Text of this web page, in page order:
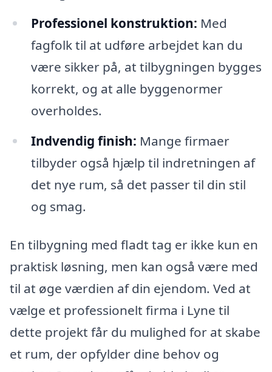
Professionel konstruktion: Med
fagfolk til at udføre arbejdet kan du
være sikker på, at tilbygningen bygges
korrekt, og at alle byggenormer
overholdes.
Indvendig finish: Mange firmaer
tilbyder også hjælp til indretningen af
det nye rum, så det passer til din stil
og smag.
En tilbygning med fladt tag er ikke kun en
praktisk løsning, men kan også være med
til at øge værdien af din ejendom. Ved at
vælge et professionelt firma i Lyne til
dette projekt får du mulighed for at skabe
et rum, der opfylder dine behov og